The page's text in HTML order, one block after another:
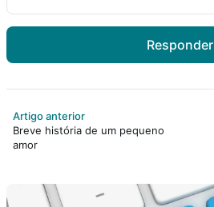
Responder
Artigo anterior
Breve história de um pequeno
amor